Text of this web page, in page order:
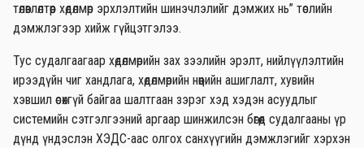
төлөвлөлтөөр хөдөлмөр эрхлэлтийн шинэчлэлийг дэмжих нь” төслийн
дэмжлэгээр хийж гүйцэтгэлээ.
Тус судалгаагаар хөдөлмөрийн зах зээлийн эрэлт, нийлүүлэлтийн
ирээдүйн чиг хандлага, хөдөлмөрийн нөөцийн ашиглалт, хувийн
хэвшил өсөхгүй байгаа шалтгаан зэрэг хэд хэдэн асуудлыг
системийн сэтгэлгээний аргаар шинжилсэн бөгөөд судалгааны үр
дүнд үндэслэн ХЭДС-аас олгох санхүүгийн дэмжлэгийг хэрхэн